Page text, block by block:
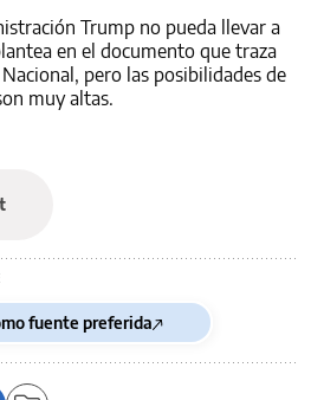
Trump no pueda llevar a
en el documento que traza
pero las posibilidades de
muy altas.
fuente preferida